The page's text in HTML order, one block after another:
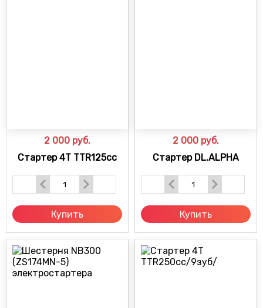
2 000 руб.
Стартер 4T TTR125cc
Купить
2 000 руб.
Стартер DL.ALPHA
Купить